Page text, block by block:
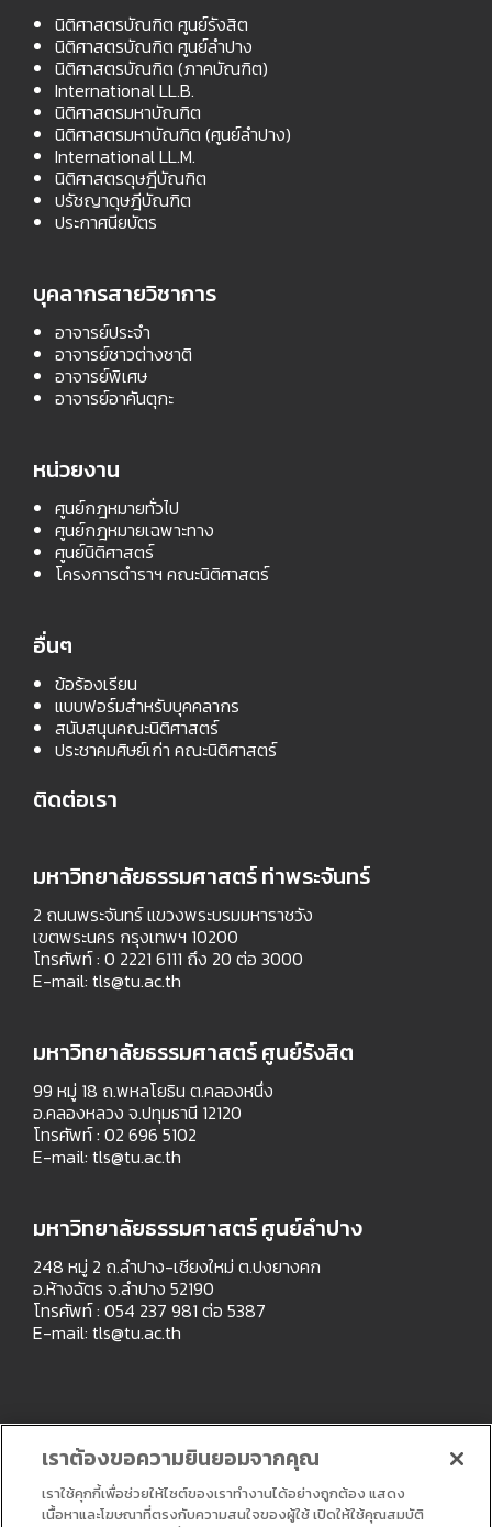
นิติศาสตรบัณฑิต ศูนย์รังสิต
นิติศาสตรบัณฑิต ศูนย์ลำปาง
นิติศาสตรบัณฑิต (ภาคบัณฑิต)
International LL.B.
นิติศาสตรมหาบัณฑิต
นิติศาสตรมหาบัณฑิต (ศูนย์ลำปาง)
International LL.M.
นิติศาสตรดุษฎีบัณฑิต
ปรัชญาดุษฎีบัณฑิต
ประกาศนียบัตร
บุคลากรสายวิชาการ
อาจารย์ประจำ
อาจารย์ชาวต่างชาติ
อาจารย์พิเศษ
อาจารย์อาคันตุกะ
หน่วยงาน
ศูนย์กฎหมายทั่วไป
ศูนย์กฎหมายเฉพาะทาง
ศูนย์นิติศาสตร์
โครงการตำราฯ คณะนิติศาสตร์
อื่นๆ
ข้อร้องเรียน
แบบฟอร์มสำหรับบุคคลากร
สนับสนุนคณะนิติศาสตร์
ประชาคมศิษย์เก่า คณะนิติศาสตร์
ติดต่อเรา
มหาวิทยาลัยธรรมศาสตร์ ท่าพระจันทร์
2 ถนนพระจันทร์ แขวงพระบรมมหาราชวัง
เขตพระนคร กรุงเทพฯ 10200
โทรศัพท์ : 0 2221 6111 ถึง 20 ต่อ 3000
E-mail: tls@tu.ac.th
มหาวิทยาลัยธรรมศาสตร์ ศูนย์รังสิต
99 หมู่ 18 ถ.พหลโยธิน ต.คลองหนึ่ง
อ.คลองหลวง จ.ปทุมธานี 12120
โทรศัพท์ : 02 696 5102
E-mail: tls@tu.ac.th
มหาวิทยาลัยธรรมศาสตร์ ศูนย์ลำปาง
248 หมู่ 2 ถ.ลำปาง-เชียงใหม่ ต.ปงยางคก
อ.ห้างฉัตร จ.ลำปาง 52190
โทรศัพท์ : 054 237 981 ต่อ 5387
E-mail: tls@tu.ac.th
เราต้องขอความยินยอมจากคุณ
เราใช้คุกกี้เพื่อช่วยให้ไซต์ของเราทำงานได้อย่างถูกต้อง แสดง
เนื้อหาและโฆษณาที่ตรงกับความสนใจของผู้ใช้ เปิดให้ใช้คุณสมบัติ